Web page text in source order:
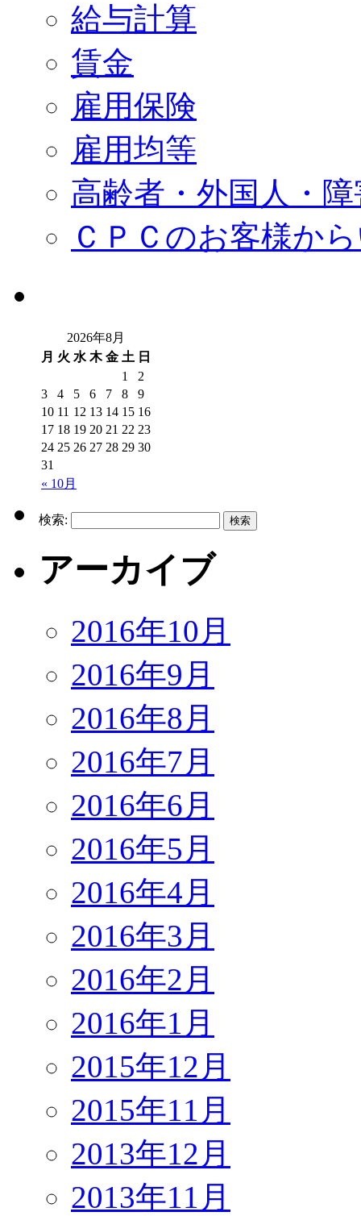
給与計算
賃金
雇用保険
雇用均等
高齢者・外国人・
ＣＰＣのお客様か
2026年8月
月 火 水 木 金 土 日
« 10月
1
2
3
4 5 6 7 8
9
10 11 12 13 14 15 16
17 18 19 20 21 22 23
24 25 26 27 28 29 30
31
検索:
アーカイブ
2016年10月
2016年9月
2016年8月
2016年7月
2016年6月
2016年5月
2016年4月
2016年3月
2016年2月
2016年1月
2015年12月
2015年11月
2013年12月
2013年11月